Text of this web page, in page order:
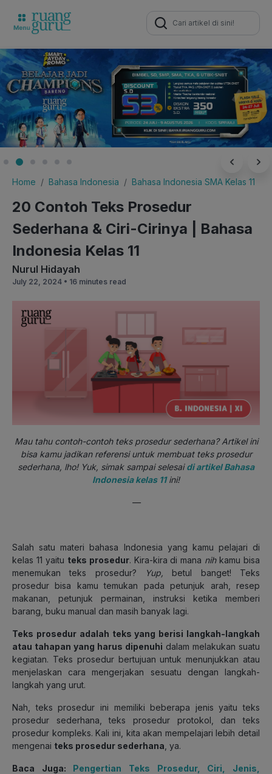
Search
for:
Home Bahasa Indonesia Bahasa Indonesia SMA Kelas 11
20 Contoh Teks Prosedur
Sederhana & Ciri-Cirinya | Bahasa
Indonesia Kelas 11
Nurul Hidayah
July 22, 2024 • 16 minutes read
Mau tahu contoh-contoh teks prosedur sederhana? Artikel ini
bisa kamu jadikan referensi untuk membuat teks prosedur
sederhana, lho! Yuk, simak sampai selesaidi artikel Bahasa
Indonesia kelas 11ini!
—
Salah satu materi bahasa Indonesia yang kamu pelajari di
kelas 11 yaitu teks prosedur. Kira-kira di mana nihkamu bisa
menemukan teks prosedur?
Yup, betul banget! Teks
prosedur bisa kamu temukan pada petunjuk arah, resep
makanan, petunjuk permainan, instruksi ketika memberi
barang, buku manual dan masih banyak lagi.
Teks prosedur adalah teks yang berisi langkah-langkah
atau tahapan yang harus dipenuhi dalam melakukan suatu
kegiatan. Teks prosedur bertujuan untuk menunjukkan atau
menjelaskan cara mengerjakan sesuatu dengan langkah-
langkah yang urut.
Nah, teks prosedur ini memiliki beberapa jenis yaitu teks
prosedur sederhana, teks prosedur protokol, dan teks
prosedur kompleks. Kali ini, kita akan mempelajari lebih detail
mengenai teks prosedur sederhana , ya.
Baca Juga: Pengertian Teks Prosedur, Ciri, Jenis,